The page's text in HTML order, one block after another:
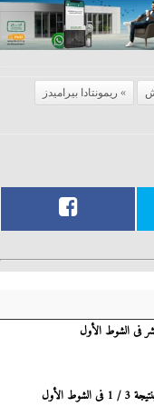
ريمونتادا بيراميدز
فى الشوط الأول
الأول